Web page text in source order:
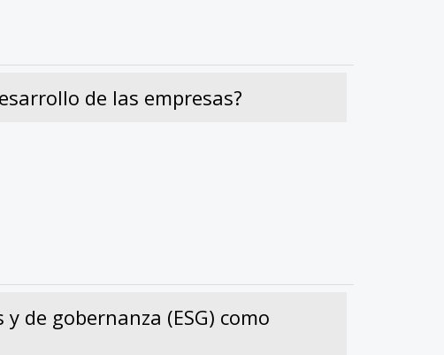
de las empresas?
de gobernanza (ESG) como